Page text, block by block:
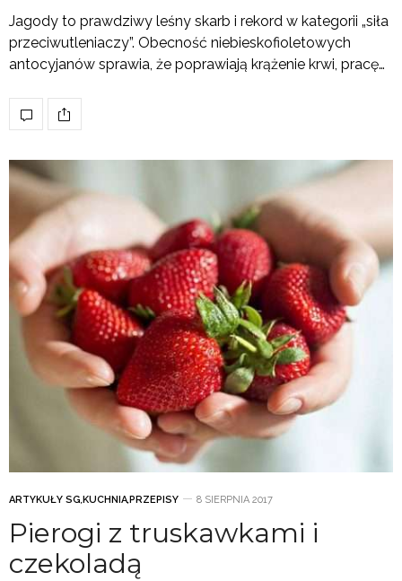
Jagody to prawdziwy leśny skarb i rekord w kategorii „siła
przeciwutleniaczy”. Obecność niebieskofioletowych
antocyjanów sprawia, że poprawiają krążenie krwi, pracę…
ARTYKUŁY SG,KUCHNIA,PRZEPISY 8 SIERPNIA 2017
Pierogi z truskawkami i
czekoladą